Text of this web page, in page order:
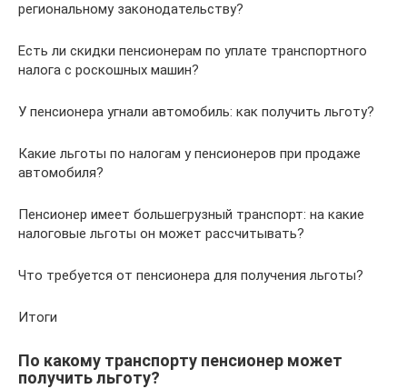
региональному законодательству?
Есть ли скидки пенсионерам по уплате транспортного
налога с роскошных машин?
У пенсионера угнали автомобиль: как получить льготу?
Какие льготы по налогам у пенсионеров при продаже
автомобиля?
Пенсионер имеет большегрузный транспорт: на какие
налоговые льготы он может рассчитывать?
Что требуется от пенсионера для получения льготы?
Итоги
По какому транспорту пенсионер может
получить льготу?